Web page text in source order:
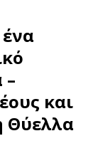
και
Θύελλα